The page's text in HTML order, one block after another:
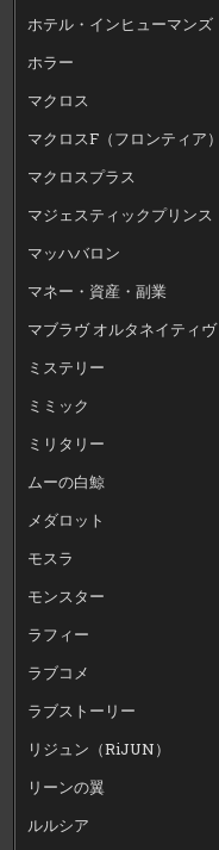
ホテル・インヒューマンズ
ホラー
マクロス
マクロスF（フロンティア）
マクロスプラス
マジェスティックプリンス
マッハバロン
マネー・資産・副業
マブラヴ オルタネイティヴ
ミステリー
ミミック
ミリタリー
ムーの白鯨
メダロット
モスラ
モンスター
ラフィー
ラブコメ
ラブストーリー
リジュン（RiJUN）
リーンの翼
ルルシア